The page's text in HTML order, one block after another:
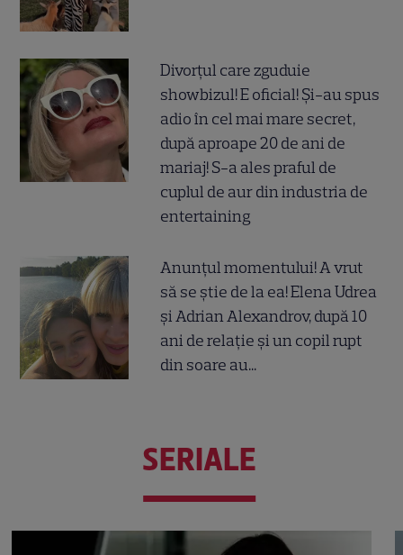
Divorțul care zguduie
showbizul! E oficial! Și-au spus
adio în cel mai mare secret,
după aproape 20 de ani de
mariaj! S-a ales praful de
cuplul de aur din industria de
entertaining
Anunțul momentului! A vrut
să se știe de la ea! Elena Udrea
și Adrian Alexandrov, după 10
ani de relație și un copil rupt
din soare au...
SERIALE